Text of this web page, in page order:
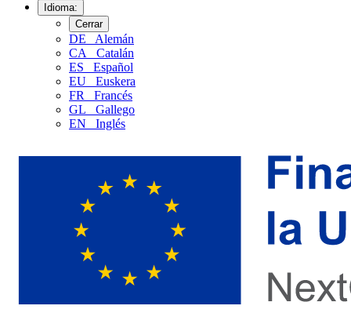
Idioma:
Cerrar
DE
Alemán
CA
Catalán
ES
Español
EU
Euskera
FR
Francés
GL
Gallego
EN
Inglés